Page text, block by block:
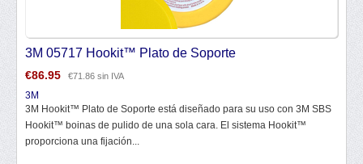
3M 05717 Hookit™ Plato de Soporte
€86.95 €71.86 sin IVA
3M
3M Hookit™ Plato de Soporte está diseñado para su uso con 3M SBS
Hookit™ boinas de pulido de una sola cara. El sistema Hookit™
proporciona una fijación...